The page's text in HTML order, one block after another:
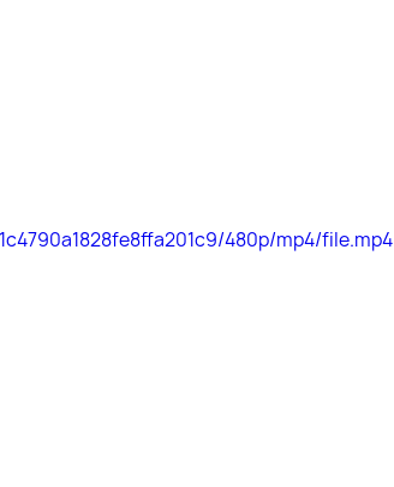
480p/mp4/file.mp4